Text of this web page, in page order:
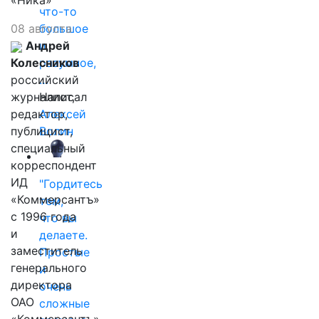
что-то
большое
и
разумное,
…
Написал
Алексей
Волин
"Гордитесь
тем,
что вы
делаете.
Простые
и
очень
сложные
08 августа
Андрей
Колесников
российский
журналист,
редактор,
публицист,
специальный
корреспондент
ИД
«Коммерсантъ»
с 1996 года
и
заместитель
генерального
директора
ОАО